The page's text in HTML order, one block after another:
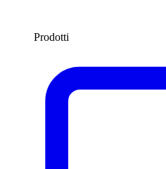
Prodotti